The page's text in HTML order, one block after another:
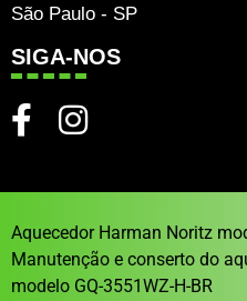
São Paulo - SP
SIGA-NOS
Aquecedor Harman Noritz
Manutenção e conserto do
modelo GQ-3551WZ-H-BR